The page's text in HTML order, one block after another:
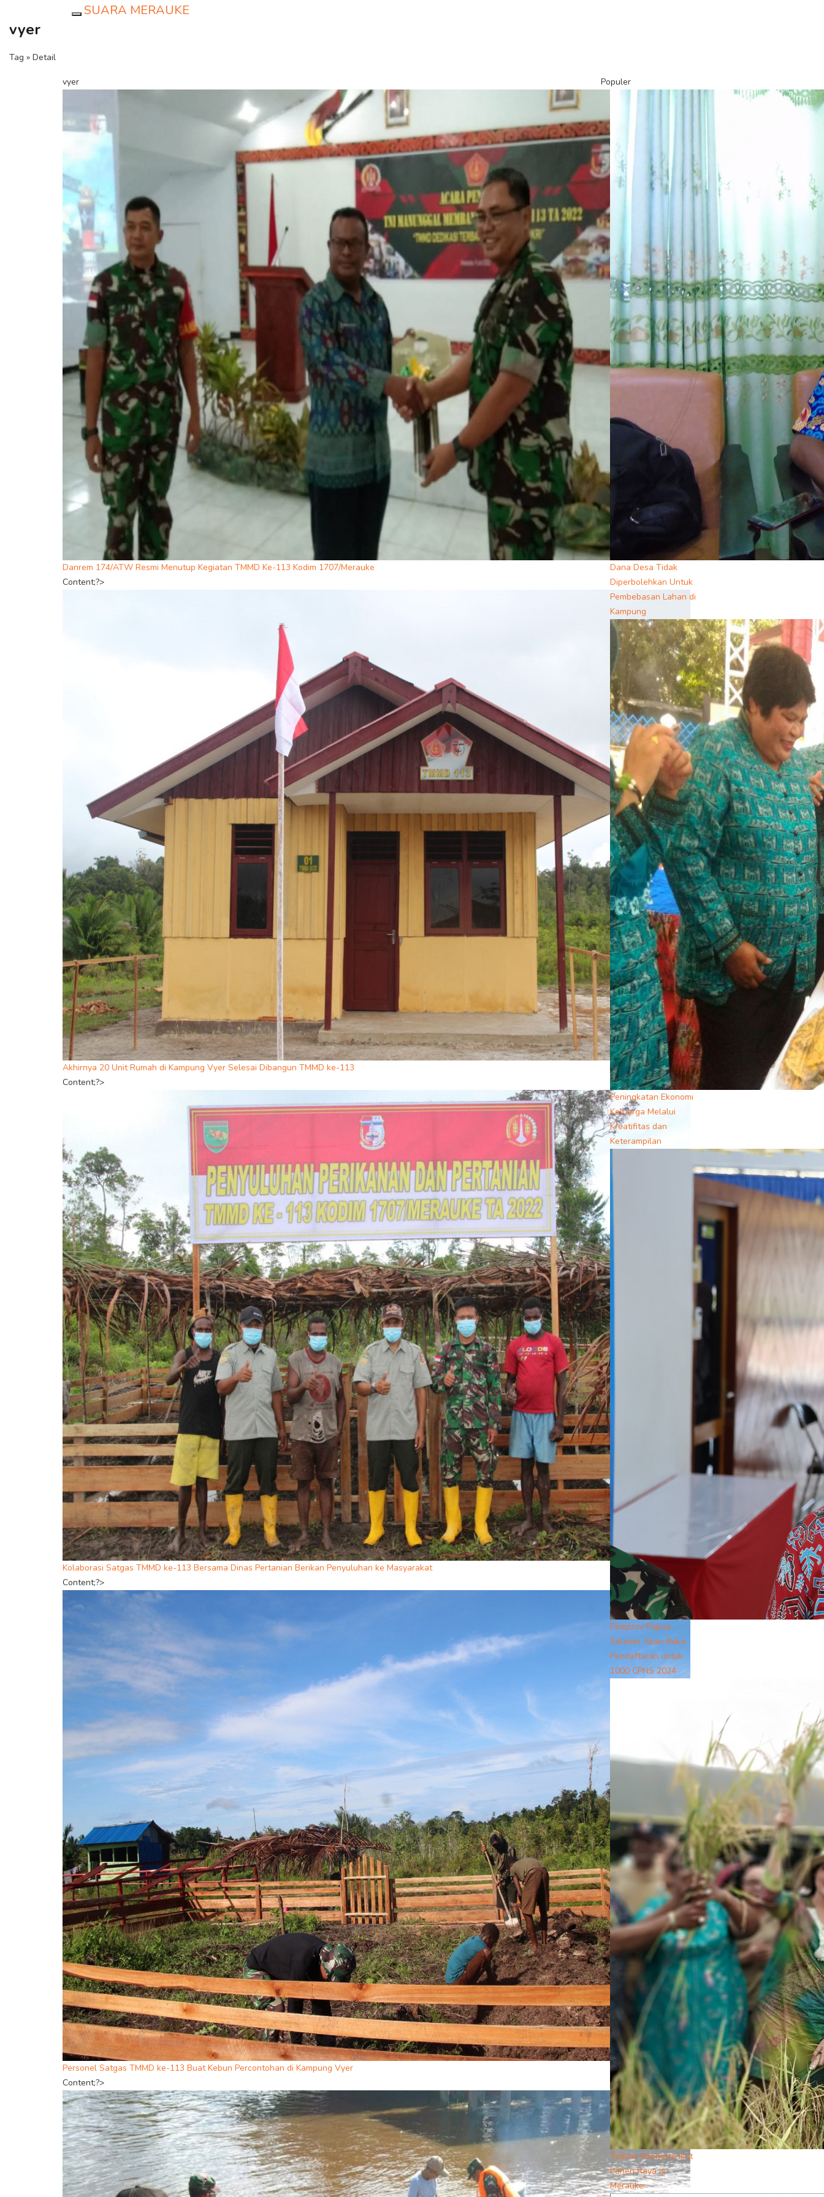
SUARA MERAUKE
vyer
Tag » Detail
vyer
Danrem 174/ATW Resmi Menutup Kegiatan TMMD Ke-113 Kodim 1707/Merauke
Content;?>
Akhirnya 20 Unit Rumah di Kampung Vyer Selesai Dibangun TMMD ke-113
Content;?>
Kolaborasi Satgas TMMD ke-113 Bersama Dinas Pertanian Berikan Penyuluhan ke Masyarakat
Content;?>
Personel Satgas TMMD ke-113 Buat Kebun Percontohan di Kampung Vyer
Content;?>
Populer
Dana Desa Tidak
Diperbolehkan Untuk
Pembebasan Lahan di
Kampung
Peningkatan Ekonomi
Keluarga Melalui
Kreatifitas dan
Keterampilan
Pemprov Papua
Selatan Akan Buka
Pendaftaran untuk
1000 CPNS 2024
Tommy Soeharto Ikut
Panen Raya di
Merauke